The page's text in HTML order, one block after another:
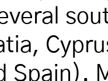
Spain).